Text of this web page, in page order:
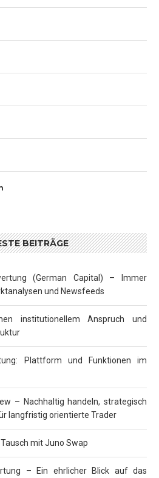
BEITRÄGE
(German Capital) – Immer
und Newsfeeds
institutionellem Anspruch und
Plattform und Funktionen im
– Nachhaltig handeln, strategisch
langfristig orientierte Trader
mit Juno Swap
– Ein ehrlicher Blick auf das